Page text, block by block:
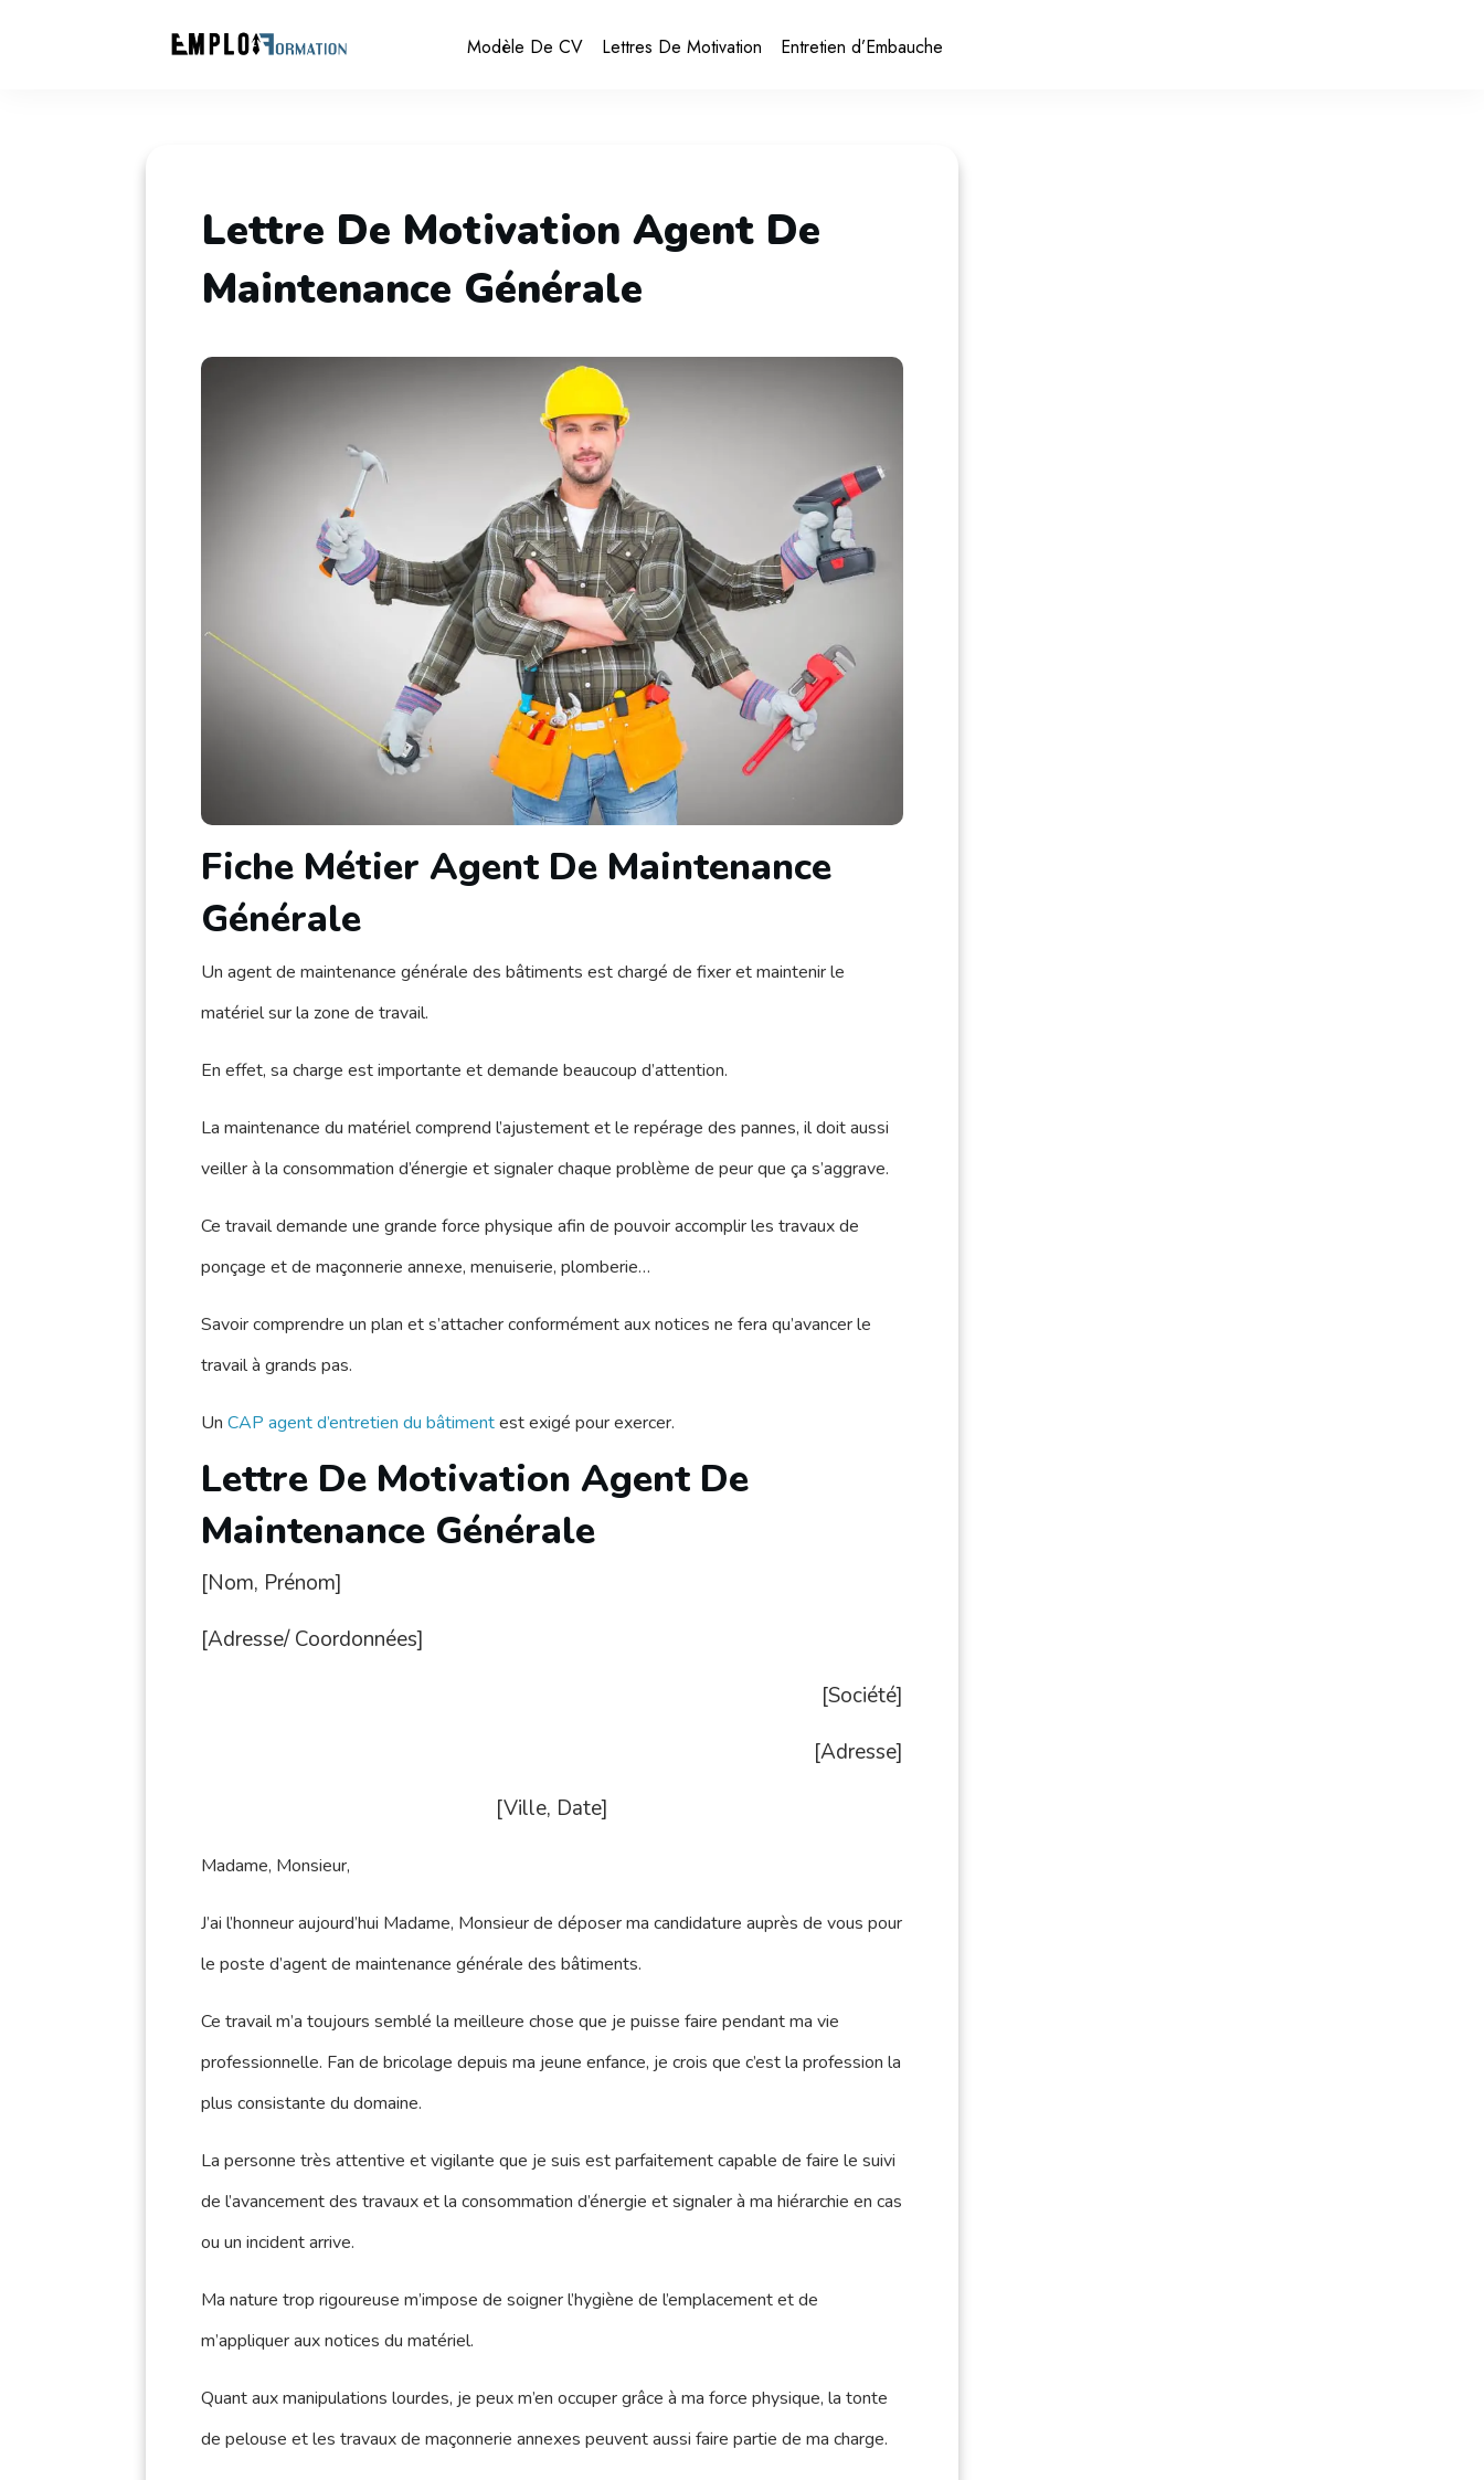
Modèle De CV Lettres De Motivation Entretien d’Embauche
Lettre De Motivation Agent De
Maintenance Générale
Fiche Métier Agent De Maintenance
Générale
Un agent de maintenance générale des bâtiments est chargé de fixer et maintenir le
matériel sur la zone de travail.
En effet, sa charge est importante et demande beaucoup d’attention.
La maintenance du matériel comprend l’ajustement et le repérage des pannes, il doit aussi
veiller à la consommation d’énergie et signaler chaque problème de peur que ça s’aggrave.
Ce travail demande une grande force physique afin de pouvoir accomplir les travaux de
ponçage et de maçonnerie annexe, menuiserie, plomberie…
Savoir comprendre un plan et s’attacher conformément aux notices ne fera qu’avancer le
travail à grands pas.
Un CAP agent d’entretien du bâtimentest exigé pour exercer.
Lettre De Motivation Agent De
Maintenance Générale
[Nom, Prénom]
[Adresse/ Coordonnées]
[Société]
[Adresse]
[Ville, Date]
Madame, Monsieur,
J’ai l’honneur aujourd’hui Madame, Monsieur de déposer ma candidature auprès de vous pour
le poste d’agent de maintenance générale des bâtiments.
Ce travail m’a toujours semblé la meilleure chose que je puisse faire pendant ma vie
professionnelle. Fan de bricolage depuis ma jeune enfance, je crois que c’est la profession la
plus consistante du domaine.
La personne très attentive et vigilante que je suis est parfaitement capable de faire le suivi
de l’avancement des travaux et la consommation d’énergie et signaler à ma hiérarchie en cas
ou un incident arrive.
Ma nature trop rigoureuse m’impose de soigner l’hygiène de l’emplacement et de
m’appliquer aux notices du matériel.
Quant aux manipulations lourdes, je peux m’en occuper grâce à ma force physique, la tonte
de pelouse et les travaux de maçonnerie annexes peuvent aussi faire partie de ma charge.